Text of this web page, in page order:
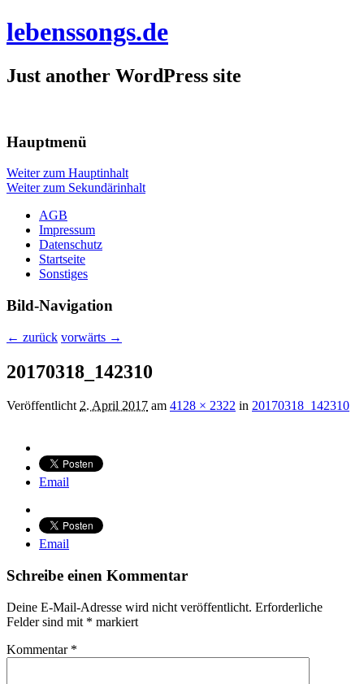
lebenssongs.de
Just another WordPress site
Hauptmenü
Weiter zum Hauptinhalt
Weiter zum Sekundärinhalt
AGB
Impressum
Datenschutz
Startseite
Sonstiges
Bild-Navigation
← zurück vorwärts →
20170318_142310
Veröffentlicht2. April 2017 am 4128 × 2322 in 20170318_142310
Email
Email
Schreibe einen Kommentar
Deine E-Mail-Adresse wird nicht veröffentlicht. Erforderliche
Felder sind mit * markiert
Kommentar *